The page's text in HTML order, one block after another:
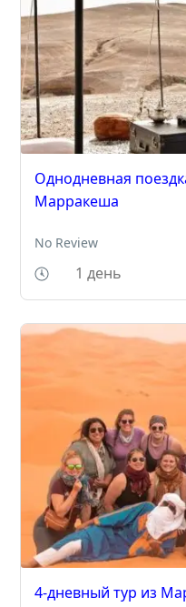
Однодневная
Марракеша
No Review
1 день
4-дневный тур из